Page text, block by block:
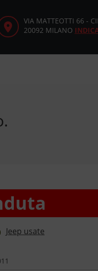
VIA MATTEOTTI 66 -
20092 MILANO
Jeep usate